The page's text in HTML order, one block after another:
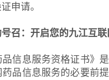
申请。
：开启您的九江互联
息服务资格证书》是
品信息服务的必要前